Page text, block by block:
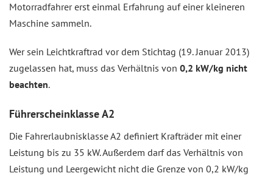
Motorradfahrer erst einmal Erfahrung auf einer kleineren
Maschine sammeln.
Wer sein Leichtkraftrad vor dem Stichtag (19. Januar 2013)
zugelassen hat, muss das Verhältnis von 0,2 kW/kg nicht
beachten.
Führerscheinklasse A2
Die Fahrerlaubnisklasse A2 definiert Krafträder mit einer
Leistung bis zu 35 kW. Außerdem darf das Verhältnis von
Leistung und Leergewicht nicht die Grenze von 0,2 kW/kg